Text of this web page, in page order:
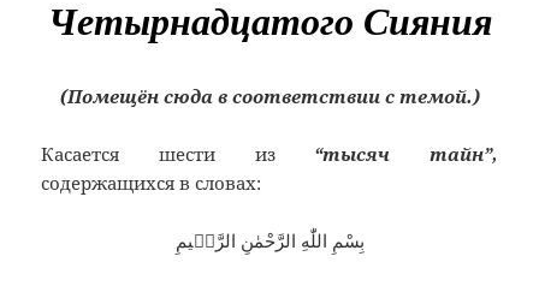
Четырнадцатого Сияния
(Помещён сюда в соответствии с темой.)
Касается шести из “тысяч тайн”,
содержащихся в словах:
بِسْمِ اللّٰهِ الرَّحْمٰنِ الرَّحٖيمِ